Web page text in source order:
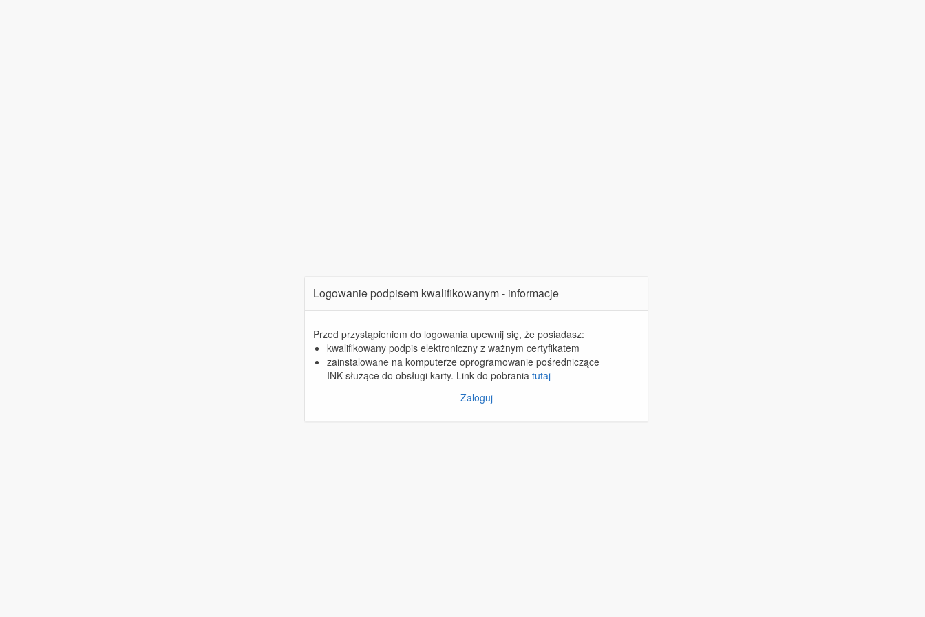
Logowanie podpisem kwalifikowanym - informacje
Przed przystąpieniem do logowania upewnij się, że posiadasz:
kwalifikowany podpis elektroniczny z ważnym certyfikatem
zainstalowane na komputerze oprogramowanie pośredniczące
INK służące do obsługi karty. Link do pobrania tutaj
Zaloguj